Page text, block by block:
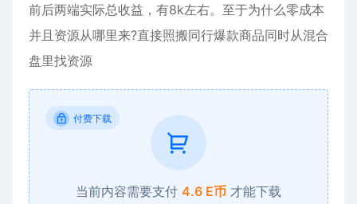
前后两端实际总收益，有8k左右。至于为什么零成本
并且资源从哪里来?直接照搬同行爆款商品同时从混合
盘里找资源
付费下载
当前内容需要支付 4.6 E币 才能下载